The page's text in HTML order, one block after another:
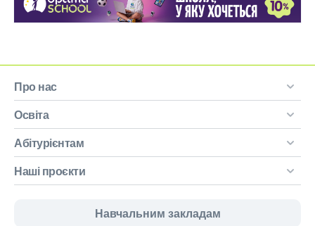
Про нас
Освіта
Абітурієнтам
Наші проєкти
Навчальним закладам